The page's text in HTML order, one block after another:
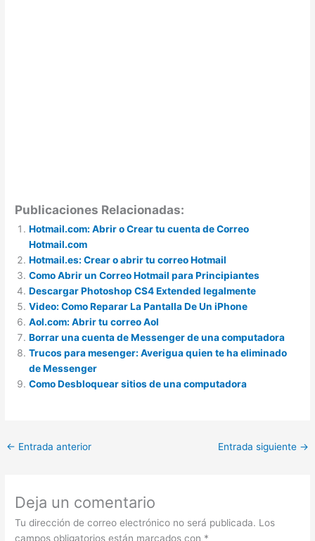
Publicaciones Relacionadas:
Hotmail.com: Abrir o Crear tu cuenta de Correo
Hotmail.com
Hotmail.es: Crear o abrir tu correo Hotmail
Como Abrir un Correo Hotmail para Principiantes
Descargar Photoshop CS4 Extended legalmente
Video: Como Reparar La Pantalla De Un iPhone
Aol.com: Abrir tu correo Aol
Borrar una cuenta de Messenger de una computadora
Trucos para mesenger: Averigua quien te ha eliminado
de Messenger
Como Desbloquear sitios de una computadora
← Entrada anterior Entrada siguiente →
Deja un comentario
Tu dirección de correo electrónico no será publicada. Los
campos obligatorios están marcados con *